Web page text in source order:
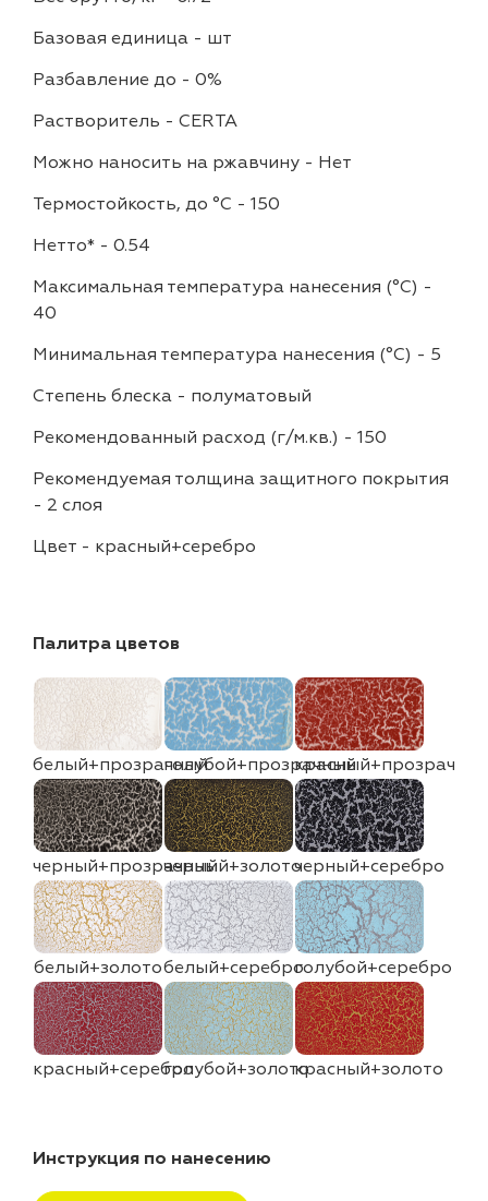
Базовая единица - шт
Разбавление до - 0%
Растворитель - CERTA
Можно наносить на ржавчину - Нет
Термостойкость, до °C - 150
Нетто* - 0.54
Максимальная температура нанесения (°С) -
40
Минимальная температура нанесения (°С) - 5
Степень блеска - полуматовый
Рекомендованный расход (г/м.кв.) - 150
Рекомендуемая толщина защитного покрытия
- 2 слоя
Цвет - красный+серебро
Палитра цветов
белый+прозрачныйголубой+прозрачный
черный+прозрачныйчерный+золоточерный+серебро
белый+золотобелый+сереброголубой+серебро
красный+сереброголубой+золотокрасный+золото
Инструкция по нанесению